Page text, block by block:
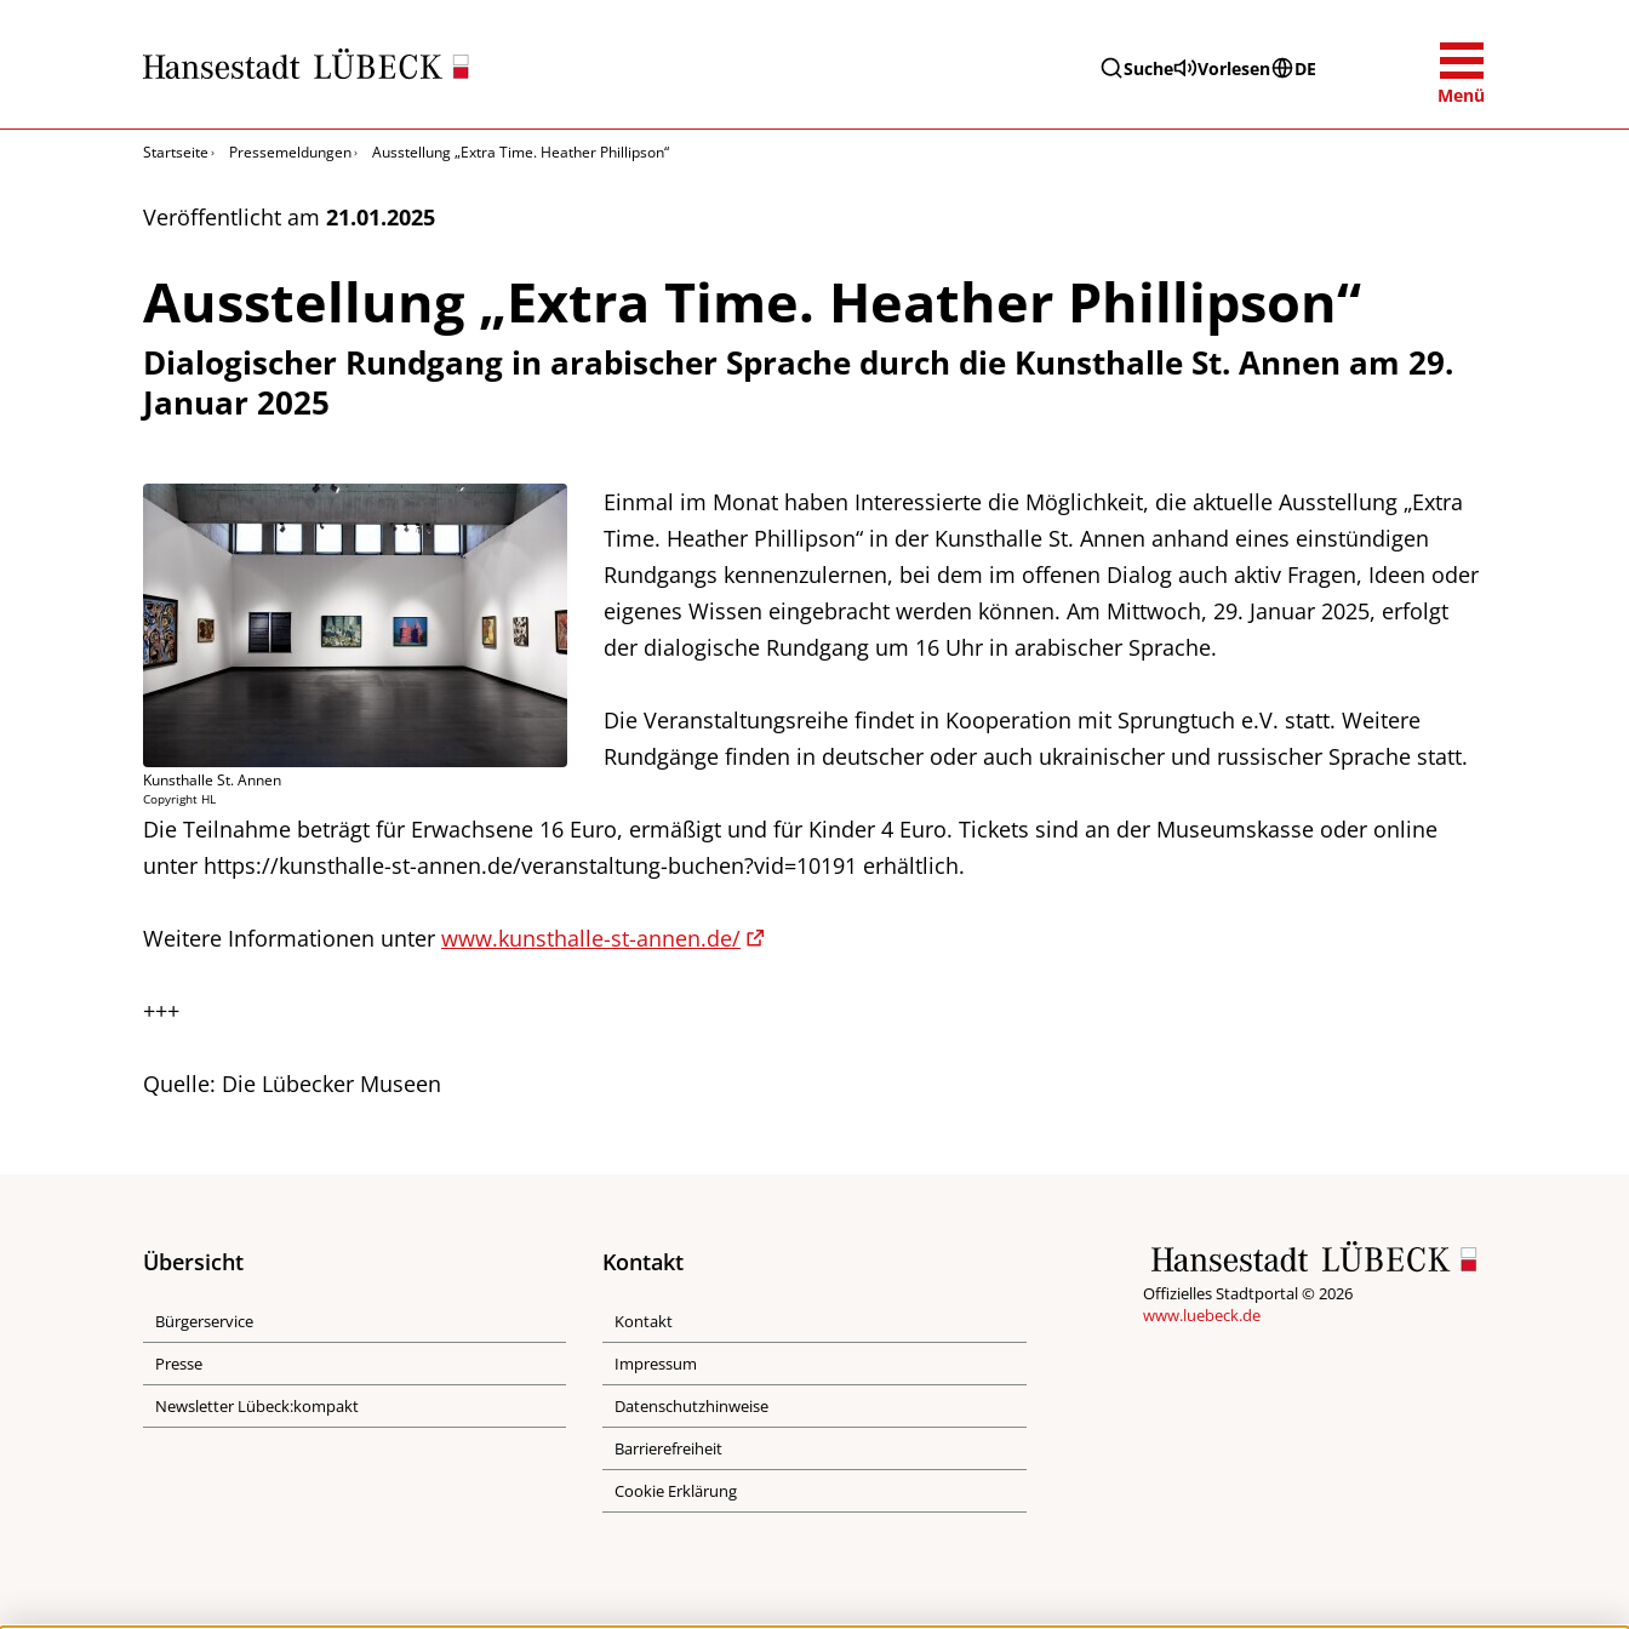
Suche Vorlesen
DE
Menü
Startseite Pressemeldungen Ausstellung „Extra Time. Heather Phillipson“
Veröffentlicht am 21.01.2025
Ausstellung „Extra Time. Heather Phillipson“
Dialogischer Rundgang in arabischer Sprache durch die Kunsthalle St. Annen am 29.
Januar 2025
Kunsthalle St. Annen
Copyright HL
Einmal im Monat haben Interessierte die Möglichkeit, die aktuelle Ausstellung „Extra
Time. Heather Phillipson“ in der Kunsthalle St. Annen anhand eines einstündigen
Rundgangs kennenzulernen, bei dem im offenen Dialog auch aktiv Fragen, Ideen oder
eigenes Wissen eingebracht werden können. Am Mittwoch, 29. Januar 2025, erfolgt
der dialogische Rundgang um 16 Uhr in arabischer Sprache.
Die Veranstaltungsreihe findet in Kooperation mit Sprungtuch e.V. statt. Weitere
Rundgänge finden in deutscher oder auch ukrainischer und russischer Sprache statt.
Die Teilnahme beträgt für Erwachsene 16 Euro, ermäßigt und für Kinder 4 Euro. Tickets sind an der Museumskasse oder online
unter https://kunsthalle-st-annen.de/veranstaltung-buchen?vid=10191 erhältlich.
Weitere Informationen unter www.kunsthalle-st-annen.de/
+++
Quelle: Die Lübecker Museen
Übersicht
Bürgerservice
Presse
Newsletter Lübeck:kompakt
Kontakt
Kontakt
Impressum
Datenschutzhinweise
Barrierefreiheit
Cookie Erklärung
Offizielles Stadtportal © 2026
www.luebeck.de